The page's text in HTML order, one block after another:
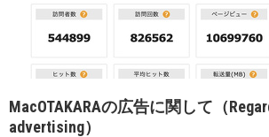
MacOTAKARAの広告に関して（
advertising）